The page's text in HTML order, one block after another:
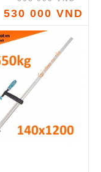
530 000 VND